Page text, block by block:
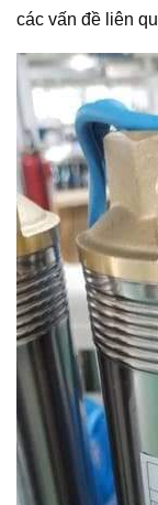
các vấn đề liên